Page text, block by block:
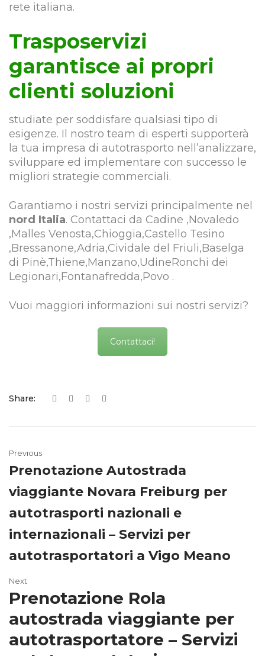
rete italiana.
Trasposervizi
garantisce ai propri
clienti soluzioni
studiate per soddisfare qualsiasi tipo di
esigenze. Il nostro team di esperti supporterà
la tua impresa di autotrasporto nell’analizzare,
sviluppare ed implementare con successo le
migliori strategie commerciali.
Garantiamo i nostri servizi principalmente nel
nord Italia. Contattaci da Cadine ,Novaledo
,Malles Venosta,Chioggia,Castello Tesino
,Bressanone,Adria,Cividale del Friuli,Baselga
di Pinè,Thiene,Manzano,UdineRonchi dei
Legionari,Fontanafredda,Povo .
Vuoi maggiori informazioni sui nostri servizi?
Contattaci!
Share:
Previous
Prenotazione Autostrada
viaggiante Novara Freiburg per
autotrasporti nazionali e
internazionali – Servizi per
autotrasportatori a Vigo Meano
Next
Prenotazione Rola
autostrada viaggiante per
autotrasportatore – Servizi